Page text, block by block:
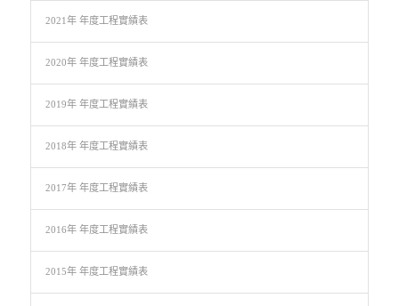
2021年 年度工程實績表
2020年 年度工程實績表
2019年 年度工程實績表
2018年 年度工程實績表
2017年 年度工程實績表
2016年 年度工程實績表
2015年 年度工程實績表